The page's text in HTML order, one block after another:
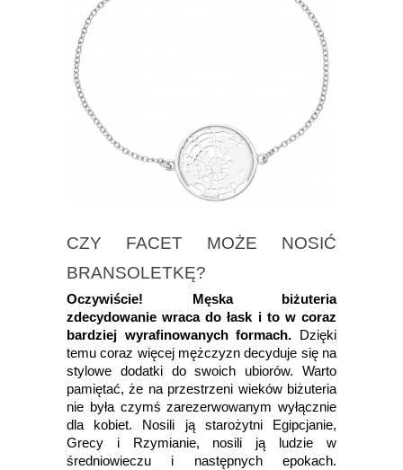
CZY FACET MOŻE NOSIĆ
BRANSOLETKĘ?
Oczywiście! Męska biżuteria
zdecydowanie wraca do łask i to w coraz
bardziej wyrafinowanych formach.
Dzięki
temu coraz więcej mężczyzn decyduje się na
stylowe dodatki do swoich ubiorów. Warto
pamiętać, że na przestrzeni wieków biżuteria
nie była czymś zarezerwowanym wyłącznie
dla kobiet. Nosili ją starożytni Egipcjanie,
Grecy i Rzymianie, nosili ją ludzie w
średniowieczu i następnych epokach.